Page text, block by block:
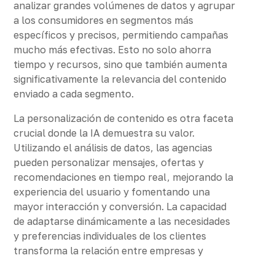
analizar grandes volúmenes de datos y agrupar
a los consumidores en segmentos más
específicos y precisos, permitiendo campañas
mucho más efectivas. Esto no solo ahorra
tiempo y recursos, sino que también aumenta
significativamente la relevancia del contenido
enviado a cada segmento.
La personalización de contenido es otra faceta
crucial donde la IA demuestra su valor.
Utilizando el análisis de datos, las agencias
pueden personalizar mensajes, ofertas y
recomendaciones en tiempo real, mejorando la
experiencia del usuario y fomentando una
mayor interacción y conversión. La capacidad
de adaptarse dinámicamente a las necesidades
y preferencias individuales de los clientes
transforma la relación entre empresas y